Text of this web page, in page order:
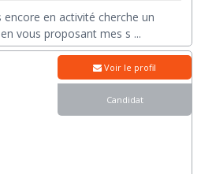
en activité cherche un
vous proposant mes s ...
Voir le profil
Candidat